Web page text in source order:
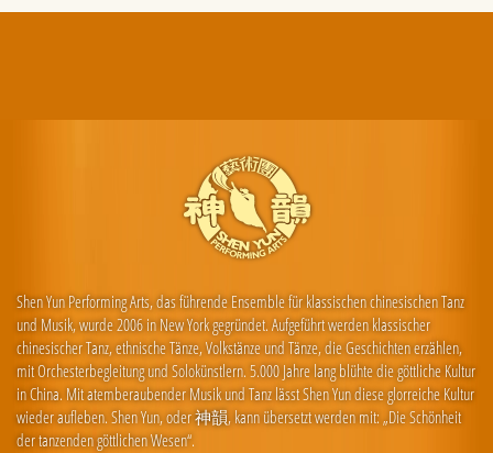
Shen Yun Performing Arts, das führende Ensemble für klassischen chinesischen Tanz
und Musik, wurde 2006 in New York gegründet. Aufgeführt werden klassischer
chinesischer Tanz, ethnische Tänze, Volkstänze und Tänze, die Geschichten erzählen,
mit Orchesterbegleitung und Solokünstlern. 5.000 Jahre lang blühte die göttliche Kultur
in China. Mit atemberaubender Musik und Tanz lässt Shen Yun diese glorreiche Kultur
wieder aufleben. Shen Yun, oder 神韻, kann übersetzt werden mit: „Die Schönheit
der tanzenden göttlichen Wesen“.